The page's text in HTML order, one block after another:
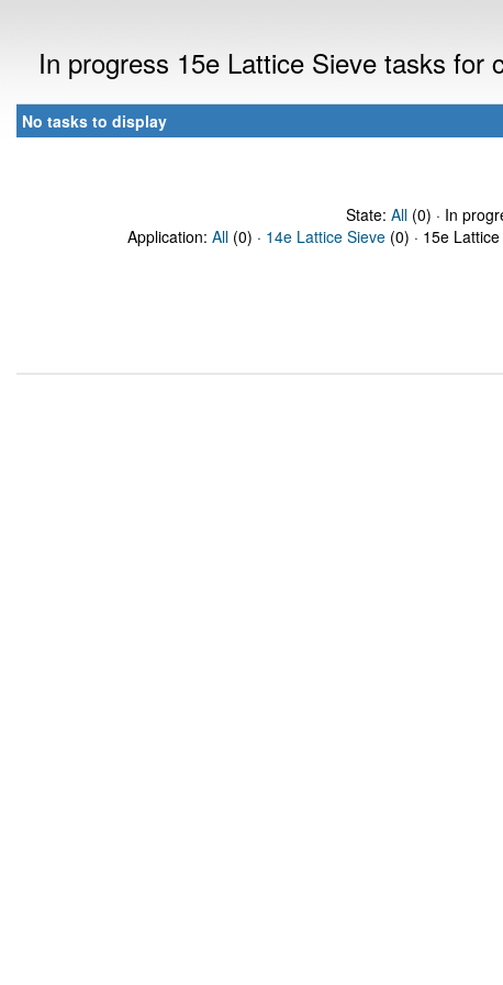
In progress 15e Lattice Sieve tasks for
No tasks to display
State: All(0) · In
Application: All (0) · 14e Lattice Sieve (0) · 15e